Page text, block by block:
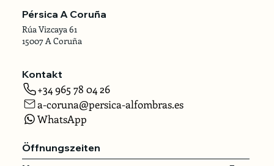
Pérsica A Coruña
Rúa Vizcaya 61
15007 A Coruña
Kontakt
+34 965 78 04 26
a-coruna@persica-alfombras.es
WhatsApp
Öffnungszeiten